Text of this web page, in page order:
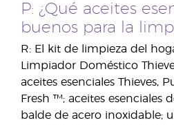
P: ¿Qué aceites
buenos para la
R: El kit de limpieza del
Limpiador Doméstico
aceites esenciales Thieves,
Fresh ™; aceites esenciales
balde de acero inoxidable;